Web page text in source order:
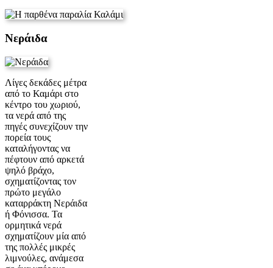
Νεράιδα
Λίγες δεκάδες μέτρα
από το Καμάρι στο
κέντρο του χωριού,
τα νερά από της
πηγές συνεχίζουν την
πορεία τους
καταλήγοντας να
πέφτουν από αρκετά
ψηλό βράχο,
σχηματίζοντας τον
πρώτο μεγάλο
καταρράκτη Νεράιδα
ή Φόνισσα. Τα
ορμητικά νερά
σχηματίζουν μία από
της πολλές μικρές
λιμνούλες, ανάμεσα